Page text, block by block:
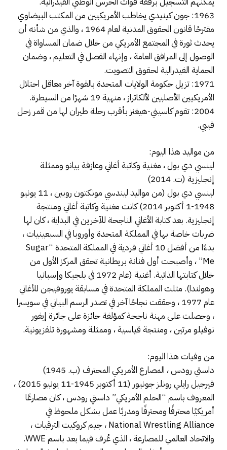
1963: جون كينيدي يخاطب الأمريكيين من المكتب البيضاوي
مقترحًا قانون الحقوق المدنية لعام 1964 ، والذي من شأنه أن
يحدث ثورة في المجتمع الأمريكي من خلال ضمان المساواة في
الوصول إلى المرافق العامة ، وإنهاء الفصل في التعليم ، وضمان
الحماية الفيدرالية لحقوق التصويت.
1971: تزيل حكومة الولايات المتحدة بالقوة آخر معاقل احتلال
الأمريكيين الأصليين لألكاتراز ، منهية 19 شهرًا من السيطرة.
2004: تقوم كاسيني-هيغنز بأقرب رحلة طيران لها من قمر زحل
فيبي.
من مواليد هذا اليوم:
لينسي دي بول ، مغنية وكاتبة أغاني وعازفة بيانو وممثلة
إنجليزية (ت. 2014)
لينسي دي بول (من مواليد ليندسي مونكتون روبين ، 11 يونيو
1948-1 أكتوبر 2014) كانت مغنية وكاتبة أغاني ومنتجة
إنجليزية. بعد كتابة الأغاني الناجحة للآخرين في البداية ، كان لها
ضربات خاصة بها في المملكة المتحدة وأوروبا في السبعينيات ،
بدءًا من أفضل 10 أغاني فردية في المملكة المتحدة “Sugar
Me” ، وأصبحت أول فنانة بريطانية تحقق المركز الأول من
خلال كتابتها الذاتية. أغنية (عام 1972 في بلجيكا وإسبانيا
وهولندا). مثلت المملكة المتحدة في مسابقة يوروفيجن للأغاني
عام 1977 ، وحققت نجاحًا آخر في تصدر الرسم البياني في سويسرا
، وحصلت على مهنة ناجحة كمؤلفة حائزة على جائزة إيفور
نوفيلو مرتين ، ومنتجة قياسية ، وممثلة ومشهورة تلفزيونية.
من وفيات هذا اليوم:
داستي رودس ، المصارع الأمريكي المحترف (ب. 1945)
فيرجيل رايلي رونلز جونيور (11 أكتوبر 1945-11 يونيو 2015) ،
المعروف باسم “الحلم الأمريكي” داستي رودس ، كان مصارعًا
أمريكيًا محترفًا ومحترفًا ومدربًا عمل بشكل ملحوظ في
National Wrestling Alliance ، جيم كروكيت الترقيات ،
والاتحاد العالمي للمصارعة ، الذي عُرف فيما بعد باسم WWE.